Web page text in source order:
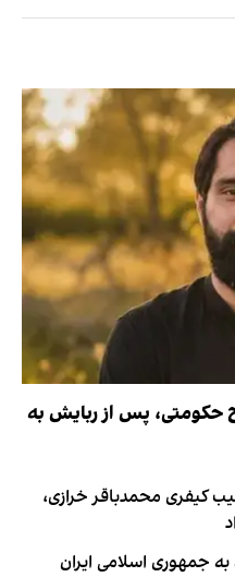
حکومتی، پس از ربایش به
کیفری محمدباقر خرازی،
جمهوری اسلامی ایران